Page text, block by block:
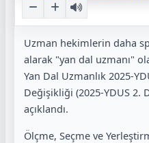
Uzman hekimlerin daha
alarak "yan dal uzmanı"
Yan Dal Uzmanlık 2025-
Değişikliği (2025-YDUS 2.
açıklandı.
Ölçme, Seçme ve